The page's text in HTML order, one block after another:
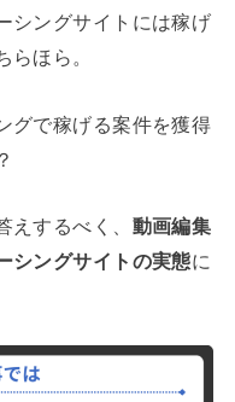
シングサイトには稼げ
らほら。
グで稼げる案件を獲得
えするべく、 動画編集
シングサイトの実態に